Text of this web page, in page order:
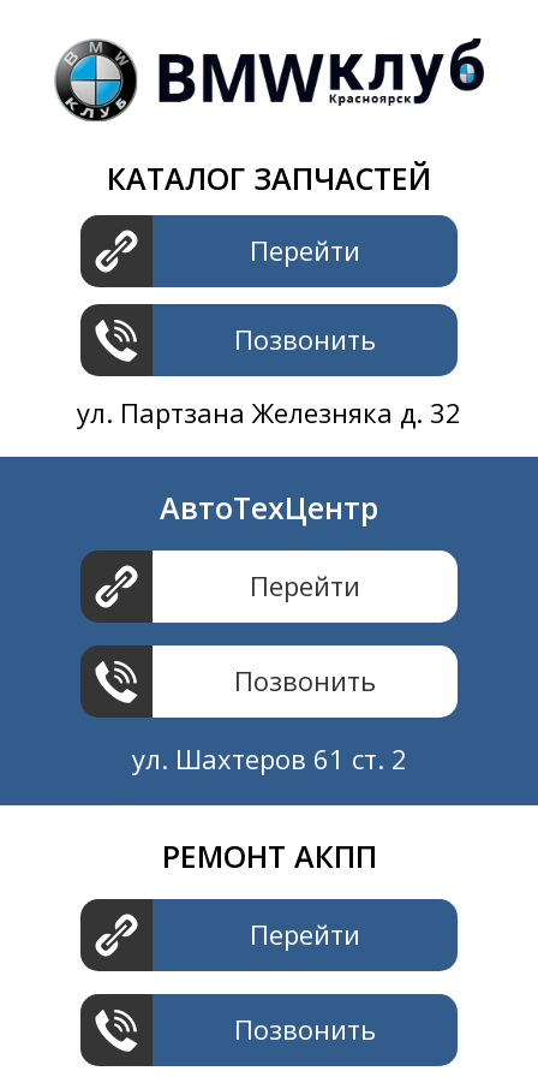
КАТАЛОГ ЗАПЧАСТЕЙ
Перейти
Позвонить
ул. Партзана Железняка д. 32
АвтоТехЦентр
Перейти
Позвонить
ул. Шахтеров 61 ст. 2
РЕМОНТ АКПП
Перейти
Позвонить
+7 391 2801414
ул. Шахтеров 61 ст.2
+7 391 2311414
ул. Шахтеров 61 ст.2